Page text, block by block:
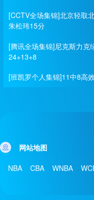
[CCTV全场集锦]北京轻取
朱松玮15分
[腾讯全场集锦]尼克斯力克
24+13+8
[班凯罗个人集锦]11中8高
网站地图
NBA CBA WNBA